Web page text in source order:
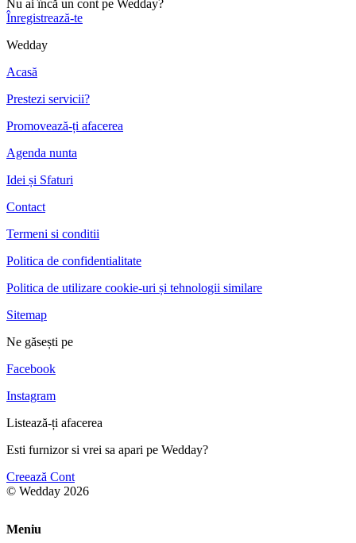
Nu ai încă un cont pe Wedday?
Înregistrează-te
Wedday
Acasă
Prestezi servicii?
Promovează-ți afacerea
Agenda nunta
Idei și Sfaturi
Contact
Termeni si conditii
Politica de confidentialitate
Politica de utilizare cookie-uri și tehnologii similare
Sitemap
Ne găsești pe
Facebook
Instagram
Listează-ți afacerea
Esti furnizor si vrei sa apari pe Wedday?
Creează Cont
© Wedday 2026
Meniu